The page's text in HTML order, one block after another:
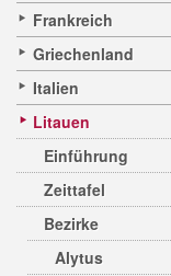
Frankreich
Griechenland
Italien
Litauen
Einführung
Zeittafel
Bezirke
Alytus